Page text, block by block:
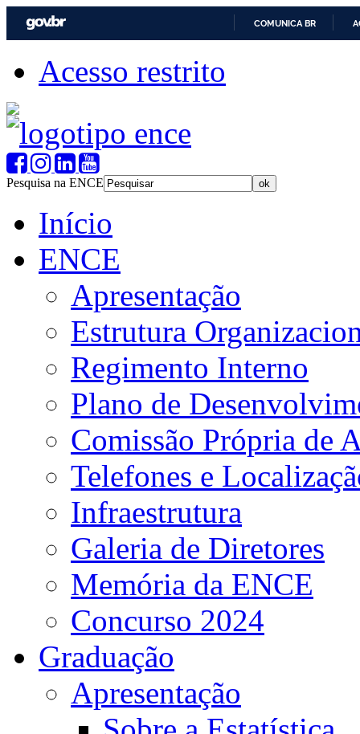
COMUNICA BR
Acesso restrito
Pesquisa na ENCE
Início
ENCE
Apresentação
Estrutura
Regimento Interno
Plano de
Comissão Própria de
Telefones e
Infraestrutura
Galeria de Diretores
Memória da ENCE
Concurso 2024
Graduação
Apresentação